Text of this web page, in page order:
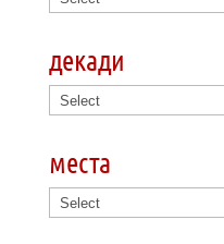
декади
места